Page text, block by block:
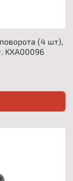
(4 шт),
KXA00096